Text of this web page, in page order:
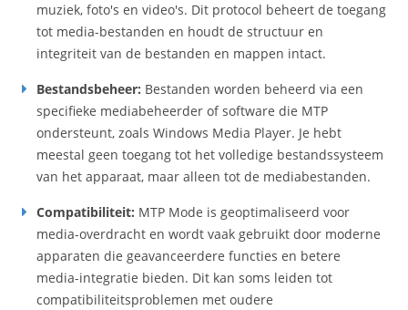
muziek, foto's en video's. Dit protocol beheert de toegang
tot media-bestanden en houdt de structuur en
integriteit van de bestanden en mappen intact.
Bestandsbeheer: Bestanden worden beheerd via een
specifieke mediabeheerder of software die MTP
ondersteunt, zoals Windows Media Player. Je hebt
meestal geen toegang tot het volledige bestandssysteem
van het apparaat, maar alleen tot de mediabestanden.
Compatibiliteit: MTP Mode is geoptimaliseerd voor
media-overdracht en wordt vaak gebruikt door moderne
apparaten die geavanceerdere functies en betere
media-integratie bieden. Dit kan soms leiden tot
compatibiliteitsproblemen met oudere